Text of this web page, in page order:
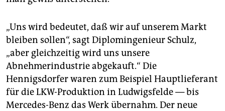
„Uns wird bedeutet, daß wir auf unserem Markt
bleiben sollen“, sagt Diplomingenieur Schulz,
„aber gleichzeitig wird uns unsere
Abnehmerindustrie abgekauft.“ Die
Hennigsdorfer waren zum Beispiel Hauptlieferant
für die LKW-Produktion in Ludwigsfelde — bis
Mercedes-Benz das Werk übernahm. Der neue